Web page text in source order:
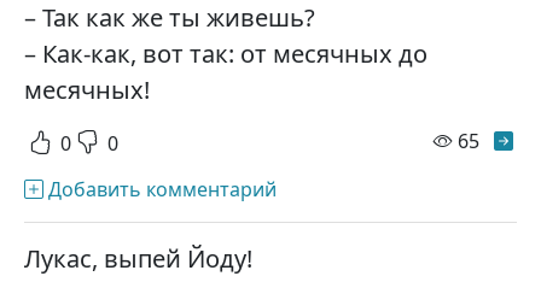
– Так как же ты живешь?
– Как-как, вот так: от месячных до
месячных!
0 0 65
Добавить комментарий
Лукас, выпей Йоду!